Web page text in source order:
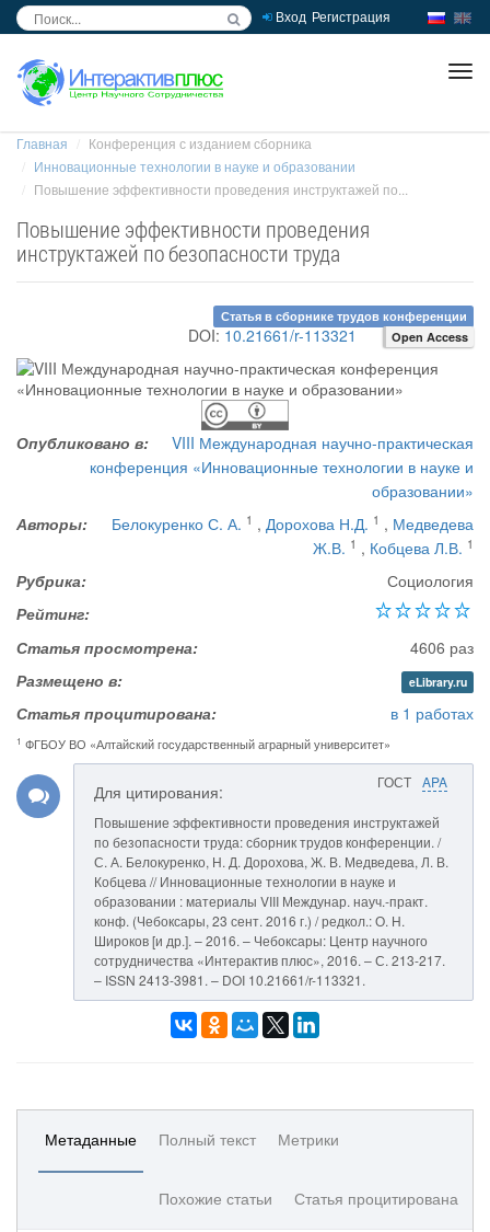
Вход Регистрация
Главная
Конференция с изданием сборника
Инновационные технологии в науке и образовании
Повышение эффективности проведения инструктажей по...
Повышение эффективности проведения
инструктажей по безопасности труда
Статья в сборнике трудов конференции
DOI: 10.21661/r-113321 Open Access
Опубликовано в:
VIII Международная научно-практическая
конференция «Инновационные технологии в науке и
образовании»
Авторы:
Белокуренко С. А. 1 , Дорохова Н.Д. 1 , Медведева
Ж.В. 1 , Кобцева Л.В. 1
Рубрика:
Социология
Рейтинг:
Статья просмотрена:
4606 раз
Размещено в:
eLibrary.ru
Статья процитирована: в 1 работах
1 ФГБОУ ВО «Алтайский государственный аграрный университет»
ГОСТ APA
Для цитирования:
Повышение эффективности проведения инструктажей
по безопасности труда: сборник трудов конференции. /
С. А. Белокуренко, Н. Д. Дорохова, Ж. В. Медведева, Л. В.
Кобцева // Инновационные технологии в науке и
образовании : материалы VIII Междунар. науч.-практ.
конф. (Чебоксары, 23 сент. 2016 г.) / редкол.: О. Н.
Широков [и др.]. – 2016. – Чебоксары: Центр научного
сотрудничества «Интерактив плюс», 2016. – С. 213-217.
– ISSN 2413-3981. – DOI 10.21661/r-113321.
Метаданные Полный текст Метрики
Похожие статьи Статья процитирована